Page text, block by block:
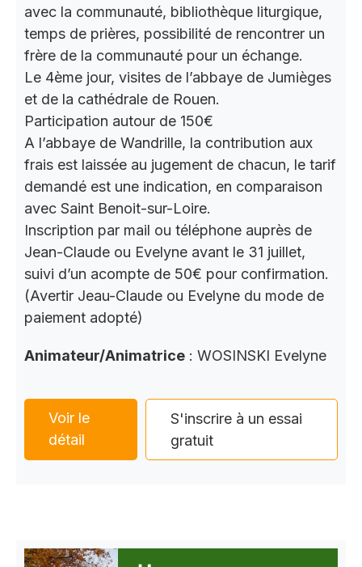
avec la communauté, bibliothèque liturgique,
temps de prières, possibilité de rencontrer un
frère de la communauté pour un échange.
Le 4ème jour, visites de l’abbaye de Jumièges
et de la cathédrale de Rouen.
Participation autour de 150€
A l’abbaye de Wandrille, la contribution aux
frais est laissée au jugement de chacun, le tarif
demandé est une indication, en comparaison
avec Saint Benoit-sur-Loire.
Inscription par mail ou téléphone auprès de
Jean-Claude ou Evelyne avant le 31 juillet,
suivi d’un acompte de 50€ pour confirmation.
(Avertir Jeau-Claude ou Evelyne du mode de
paiement adopté)
Animateur/Animatrice : WOSINSKI Evelyne
Voir le
détail
S'inscrire à un essai
gratuit